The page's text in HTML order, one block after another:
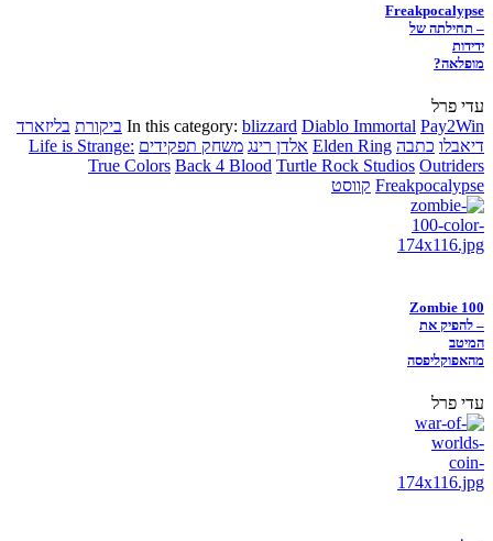
Freakpocalypse
– תחילתה של
ידידות
מופלאה?
עדי פרל
In this category: blizzard Diablo Immortal Pay2Win ביקורת בליזארד
דיאבלו כתבה Elden Ring אלדן רינג משחק תפקידים Life is Strange:
True Colors Back 4 Blood Turtle Rock Studios Outriders
Freakpocalypse קווסט
Zombie 100
– להפיק את
המיטב
מהאפוקליפסה
עדי פרל